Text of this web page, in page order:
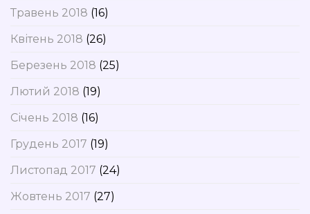
Травень 2018 (16)
Квітень 2018 (26)
Березень 2018 (25)
Лютий 2018 (19)
Січень 2018 (16)
Грудень 2017 (19)
Листопад 2017 (24)
Жовтень 2017 (27)